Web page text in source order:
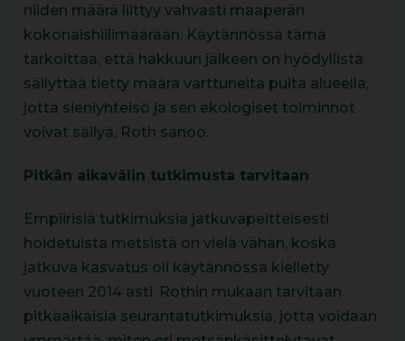
niiden määrä liittyy vahvasti maaperän
kokonaishiilimäärään. Käytännössä tämä
tarkoittaa, että hakkuun jälkeen on hyödyllistä
säilyttää tietty määrä varttuneita puita alueella,
jotta sieniyhteisö ja sen ekologiset toiminnot
voivat säilyä, Roth sanoo.
Pitkän aikavälin tutkimusta tarvitaan
Empiirisiä tutkimuksia jatkuvapeitteisesti
hoidetuista metsistä on vielä vähän, koska
jatkuva kasvatus oli käytännössä kielletty
vuoteen 2014 asti. Rothin mukaan tarvitaan
pitkäaikaisia seurantatutkimuksia, jotta voidaan